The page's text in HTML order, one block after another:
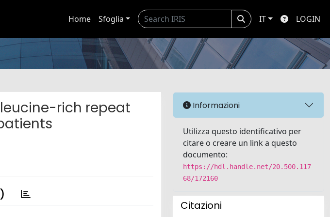
Home Sfoglia IT LOGIN
rich repeat
Informazioni
Utilizza questo identificativo per
citare o creare un link a questo
documento:
https://hdl.handle.net/20.500.117
68/172160
Citazioni